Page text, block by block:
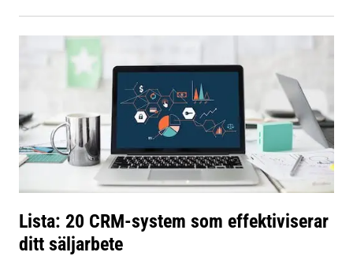
Lista: 20 CRM-system som effektiviserar
ditt säljarbete